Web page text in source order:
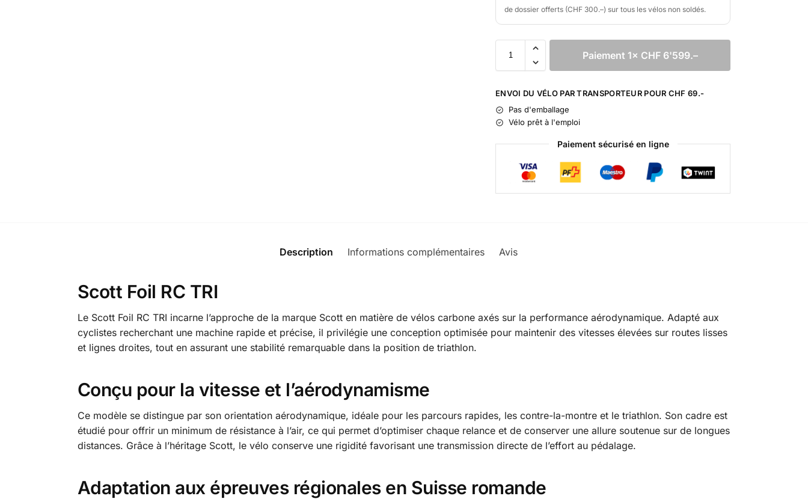
de dossier offerts (CHF 300.–) sur tous les vélos non soldés.
Paiement 1× CHF 6'599.–
l
t
e
i
ENVOI DU VÉLO PAR TRANSPORTEUR POUR CHF 69.-
Pas d'emballage
Vélo prêt à l'emploi
Paiement sécurisé en ligne
Description Informations complémentaires Avis
Scott Foil RC TRI
Le Scott Foil RC TRI incarne l’approche de la marque Scott en matière de vélos carbone axés sur la performance aérodynamique. Adapté aux
cyclistes recherchant une machine rapide et précise, il privilégie une conception optimisée pour maintenir des vitesses élevées sur routes lisses
et lignes droites, tout en assurant une stabilité remarquable dans la position de triathlon.
Conçu pour la vitesse et l’aérodynamisme
Ce modèle se distingue par son orientation aérodynamique, idéale pour les parcours rapides, les contre-la-montre et le triathlon. Son cadre est
étudié pour offrir un minimum de résistance à l’air, ce qui permet d’optimiser chaque relance et de conserver une allure soutenue sur de longues
distances. Grâce à l’héritage Scott, le vélo conserve une rigidité favorisant une transmission directe de l’effort au pédalage.
Adaptation aux épreuves régionales en Suisse romande